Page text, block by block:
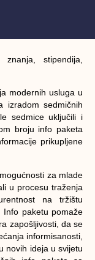
stipendija,
modernih usluga u
izradom sedmičnih
sedmice uključili i
broju info paketa
prikupljene
za mlade
u procesu traženja
na tržištu
Info paketu pomaže
zapošljivosti, da se
informisanosti,
novih ideja u svijetu